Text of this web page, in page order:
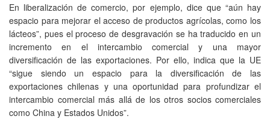
En liberalización de comercio, por ejemplo, dice que “aún hay
espacio para mejorar el acceso de productos agrícolas, como los
lácteos”, pues el proceso de desgravación se ha traducido en un
incremento en el intercambio comercial y una mayor
diversificación de las exportaciones. Por ello, indica que la UE
“sigue siendo un espacio para la diversificación de las
exportaciones chilenas y una oportunidad para profundizar el
intercambio comercial más allá de los otros socios comerciales
como China y Estados Unidos”.